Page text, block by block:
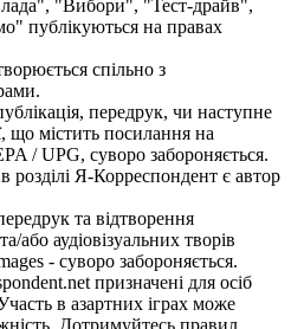
"Вибори", "Тест-драйв",
публікуються на правах
спільно з
передрук, чи наступне
що містить посилання на
/ UPG, суворо забороняється.
розділі Я-Корреспондент є автор
та відтворення
або аудіовізуальних творів
- суворо забороняється.
призначені для осіб
в азартних іграх може